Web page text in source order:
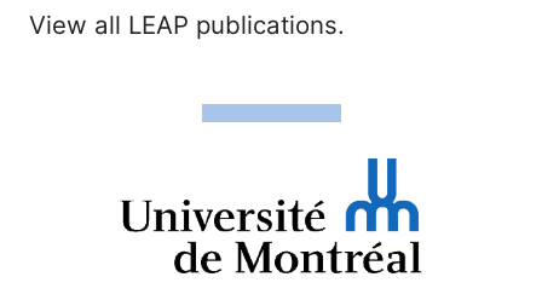
View all LEAP publications.